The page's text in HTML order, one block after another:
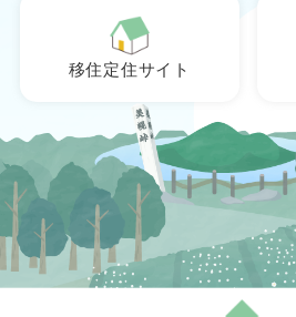
移住定住サイト